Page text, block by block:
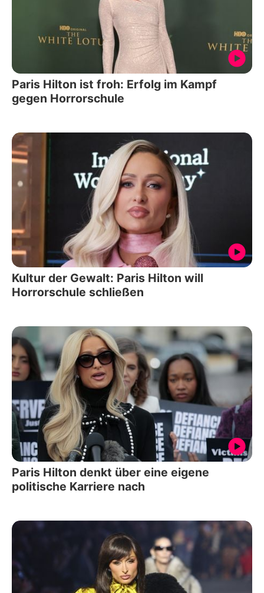
Paris Hilton ist froh: Erfolg im Kampf
gegen Horrorschule
Kultur der Gewalt: Paris Hilton will
Horrorschule schließen
Paris Hilton denkt über eine eigene
politische Karriere nach